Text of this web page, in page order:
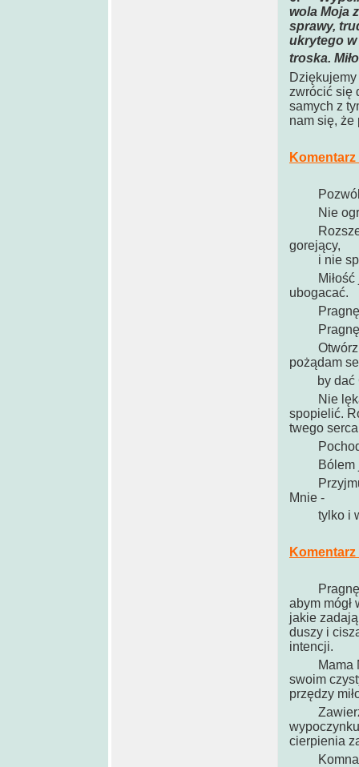
wola Moja
sprawy,
ukrytego w
troska.
zwrócić się
samych z
nam się, że
Nie
gorejący,
i nie
Miłość
ubogacać.
Pragnę,
Pragnę i
Otwórz
pożądam
by dać
Nie lękaj
spopielić.
twego
Bólem
Przyjmuj
Mnie -
tylko i
Pragnę,
abym
jakie
duszy i
intencji.
Mama
swoim
przędzy
Zawierz
cierpienia
Komnatą